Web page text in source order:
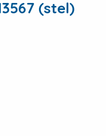
(stel)